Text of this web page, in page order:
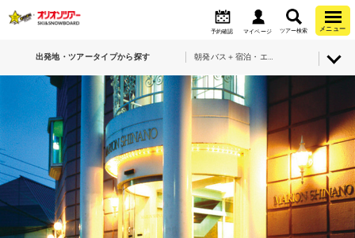
予約確認 マイページ ツアー検索 メニュー
出発地・ツアータイプから探す